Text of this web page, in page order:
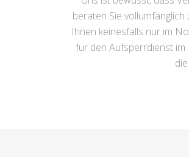
beraten Sie
Ihnen keinesfalls nur im
für den Aufsperrdienst